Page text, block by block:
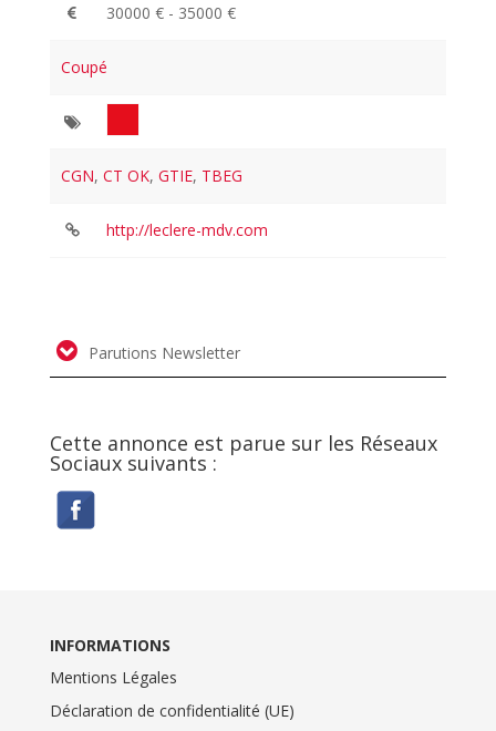
30000 € - 35000 €
Coupé
CGN,CT OK,GTIE, TBEG
http://leclere-mdv.com
Parutions Newsletter
Cette annonce est parue sur les Réseaux
Sociaux suivants :
INFORMATIONS
Mentions Légales
Déclaration de confidentialité (UE)